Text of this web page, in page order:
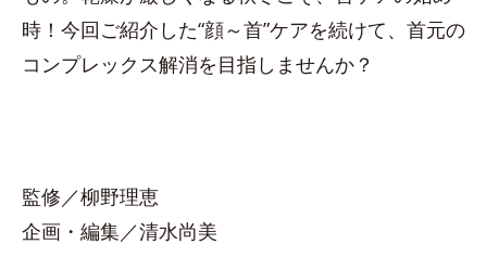
時！今回ご紹介した“顔～首”ケアを続けて、首元の
コンプレックス解消を目指しませんか？
監修／柳野理恵
企画・編集／清水尚美